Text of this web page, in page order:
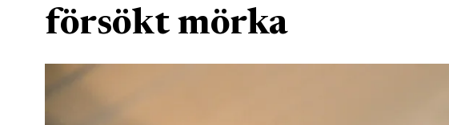
försökt mörka